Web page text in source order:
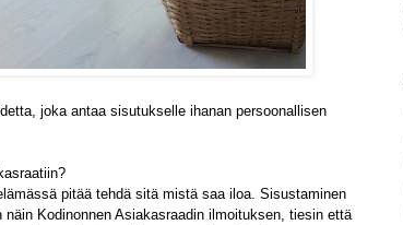
joka antaa sisutukselle ihanan persoonallisen
pitää tehdä sitä mistä saa iloa. Sisustaminen
Kodinonnen Asiakasraadin ilmoituksen, tiesin että